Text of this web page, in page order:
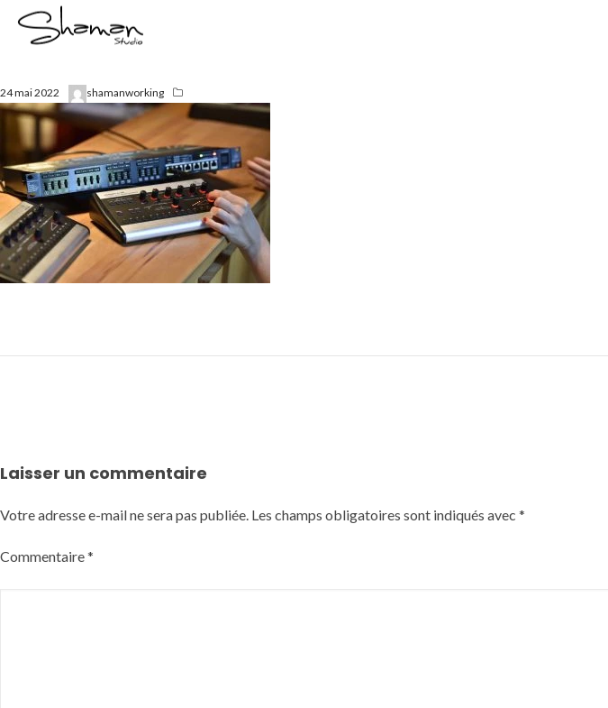
24 mai 2022 shamanworking
Laisser un commentaire
Votre adresse e-mail ne sera pas publiée. Les champs obligatoires sont indiqués avec *
Commentaire*